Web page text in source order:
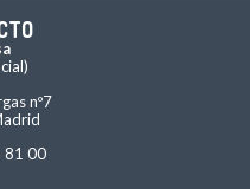
nº7
81 00